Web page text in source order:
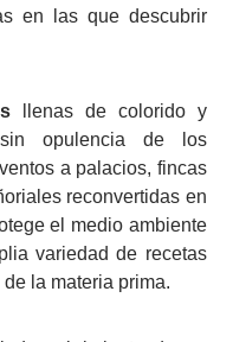
en las que descubrir
llenas de colorido y
opulencia de los
a palacios, fincas
reconvertidas en
el medio ambiente
variedad de recetas
la materia prima.